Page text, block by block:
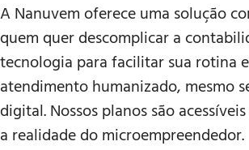
A Nanuvem oferece uma solução
quem quer descomplicar a
tecnologia para facilitar sua rotina
atendimento humanizado, mesmo
digital. Nossos planos são
a realidade do microempreendedor.